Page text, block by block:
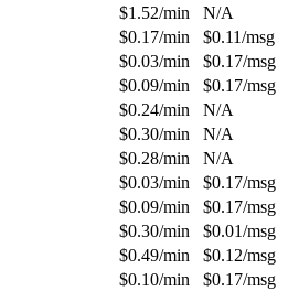
$1.52/min
N/A
$0.17/min $0.11/msg
$0.03/min $0.17/msg
$0.09/min $0.17/msg
$0.24/min
N/A
$0.30/min
N/A
$0.28/min
N/A
$0.03/min $0.17/msg
$0.09/min $0.17/msg
$0.30/min $0.01/msg
$0.49/min $0.12/msg
$0.10/min $0.17/msg